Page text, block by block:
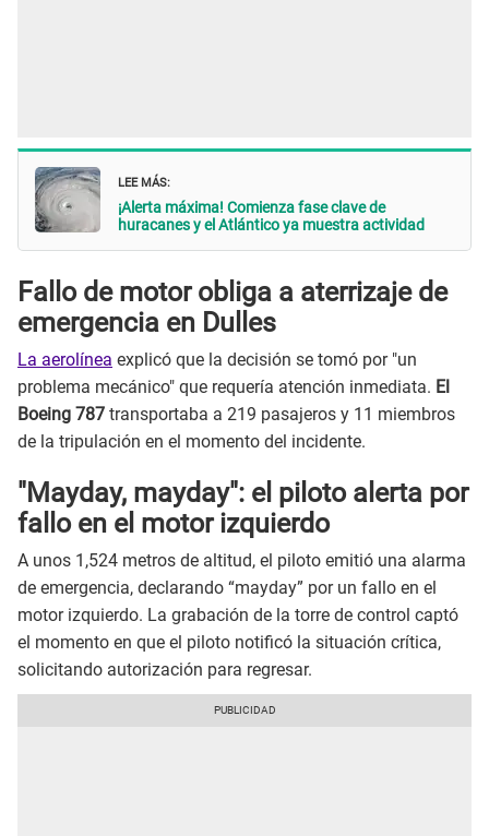
LEE MÁS:
¡Alerta máxima! Comienza fase clave de
huracanes y el Atlántico ya muestra actividad
Fallo de motor obliga a aterrizaje de
emergencia en Dulles
La aerolínea explicó que la decisión se tomó por "un
problema mecánico" que requería atención inmediata. El
Boeing 787 transportaba a 219 pasajeros y 11 miembros
de la tripulación en el momento del incidente.
"Mayday, mayday": el piloto alerta por
fallo en el motor izquierdo
A unos 1,524 metros de altitud, el piloto emitió una alarma
de emergencia, declarando “mayday” por un fallo en el
motor izquierdo. La grabación de la torre de control captó
el momento en que el piloto notificó la situación crítica,
solicitando autorización para regresar.